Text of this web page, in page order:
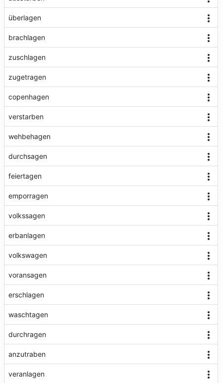
überlagen
brachlagen
zuschlagen
zugetragen
copenhagen
verstarben
wehbehagen
durchsagen
feiertagen
emporragen
volkssagen
erbanlagen
volkswagen
voransagen
erschlagen
waschtagen
durchragen
anzutraben
veranlagen